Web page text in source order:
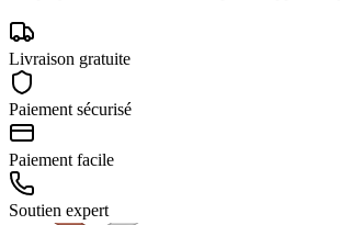
Livraison gratuite
Paiement sécurisé
Paiement facile
Soutien expert